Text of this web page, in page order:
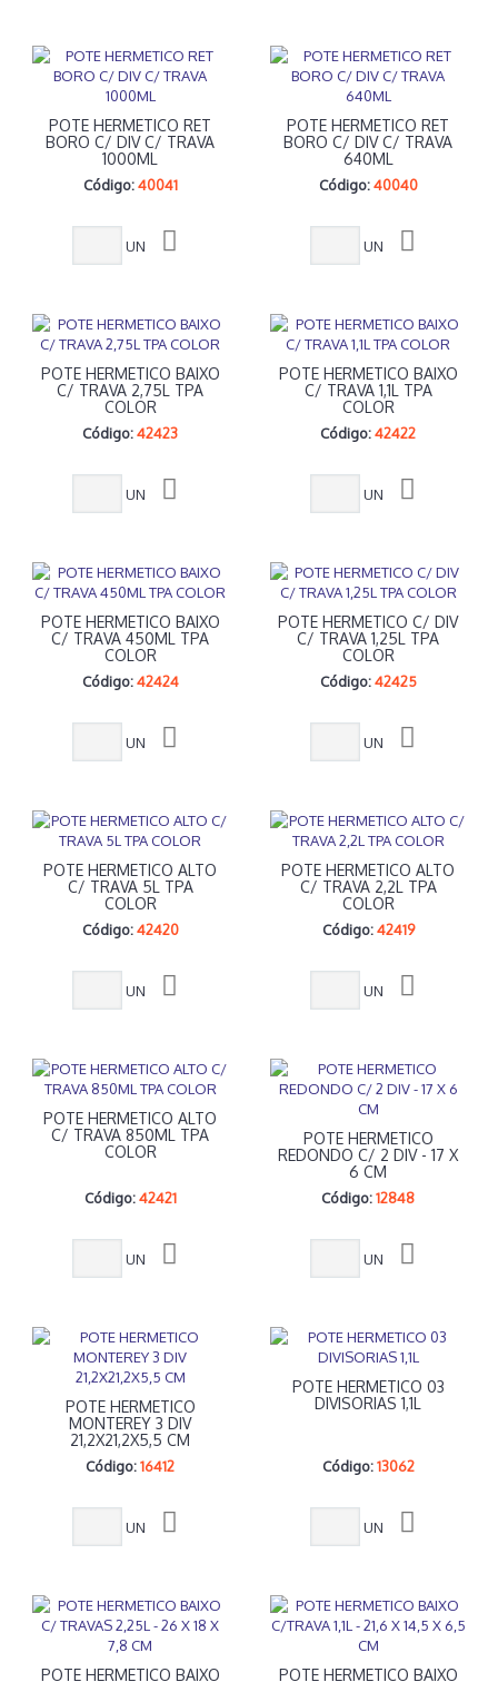
POTE HERMETICO RET
BORO C/ DIV C/ TRAVA
1000ML
Código: 40041
UN
POTE HERMETICO RET
BORO C/ DIV C/ TRAVA
640ML
Código: 40040
UN
POTE HERMETICO BAIXO
C/ TRAVA 2,75L TPA
COLOR
Código:42423
UN
POTE HERMETICO BAIXO
C/ TRAVA 1,1L TPA
COLOR
Código:42422
UN
POTE HERMETICO BAIXO
C/ TRAVA 450ML TPA
COLOR
Código: 42424
UN
POTE HERMETICO C/ DIV
C/ TRAVA 1,25L TPA
COLOR
Código: 42425
UN
POTE HERMETICO ALTO
C/ TRAVA 5L TPA
COLOR
Código: 42420
UN
POTE HERMETICO ALTO
C/ TRAVA 2,2L TPA
COLOR
Código: 42419
UN
POTE HERMETICO ALTO
C/ TRAVA 850ML TPA
COLOR
Código: 42421
UN
POTE HERMETICO
REDONDO C/ 2 DIV - 17 X
6 CM
Código:12848
UN
POTE HERMETICO
MONTEREY 3 DIV
21,2X21,2X5,5 CM
Código:16412
UN
POTE HERMETICO 03
DIVISORIAS 1,1L
Código: 13062
UN
POTE HERMETICO BAIXO POTE HERMETICO BAIXO